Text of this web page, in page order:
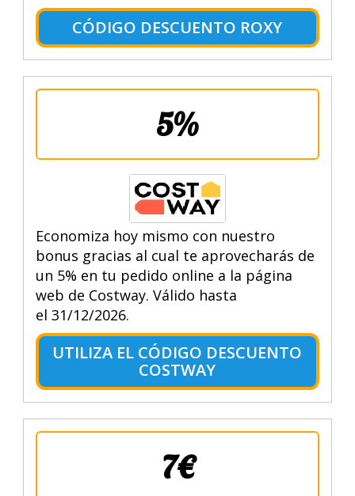
CÓDIGO DESCUENTO ROXY
5%
Economiza hoy mismo con nuestro
bonus gracias al cual te aprovecharás de
un 5% en tu pedido online a la página
web de Costway. Válido hasta
el 31/12/2026.
UTILIZA EL CÓDIGO DESCUENTO
COSTWAY
7€